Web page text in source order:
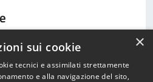
909111
×
sui cookie
tecnici e assimilati strettamente
e alla navigazione del sito,